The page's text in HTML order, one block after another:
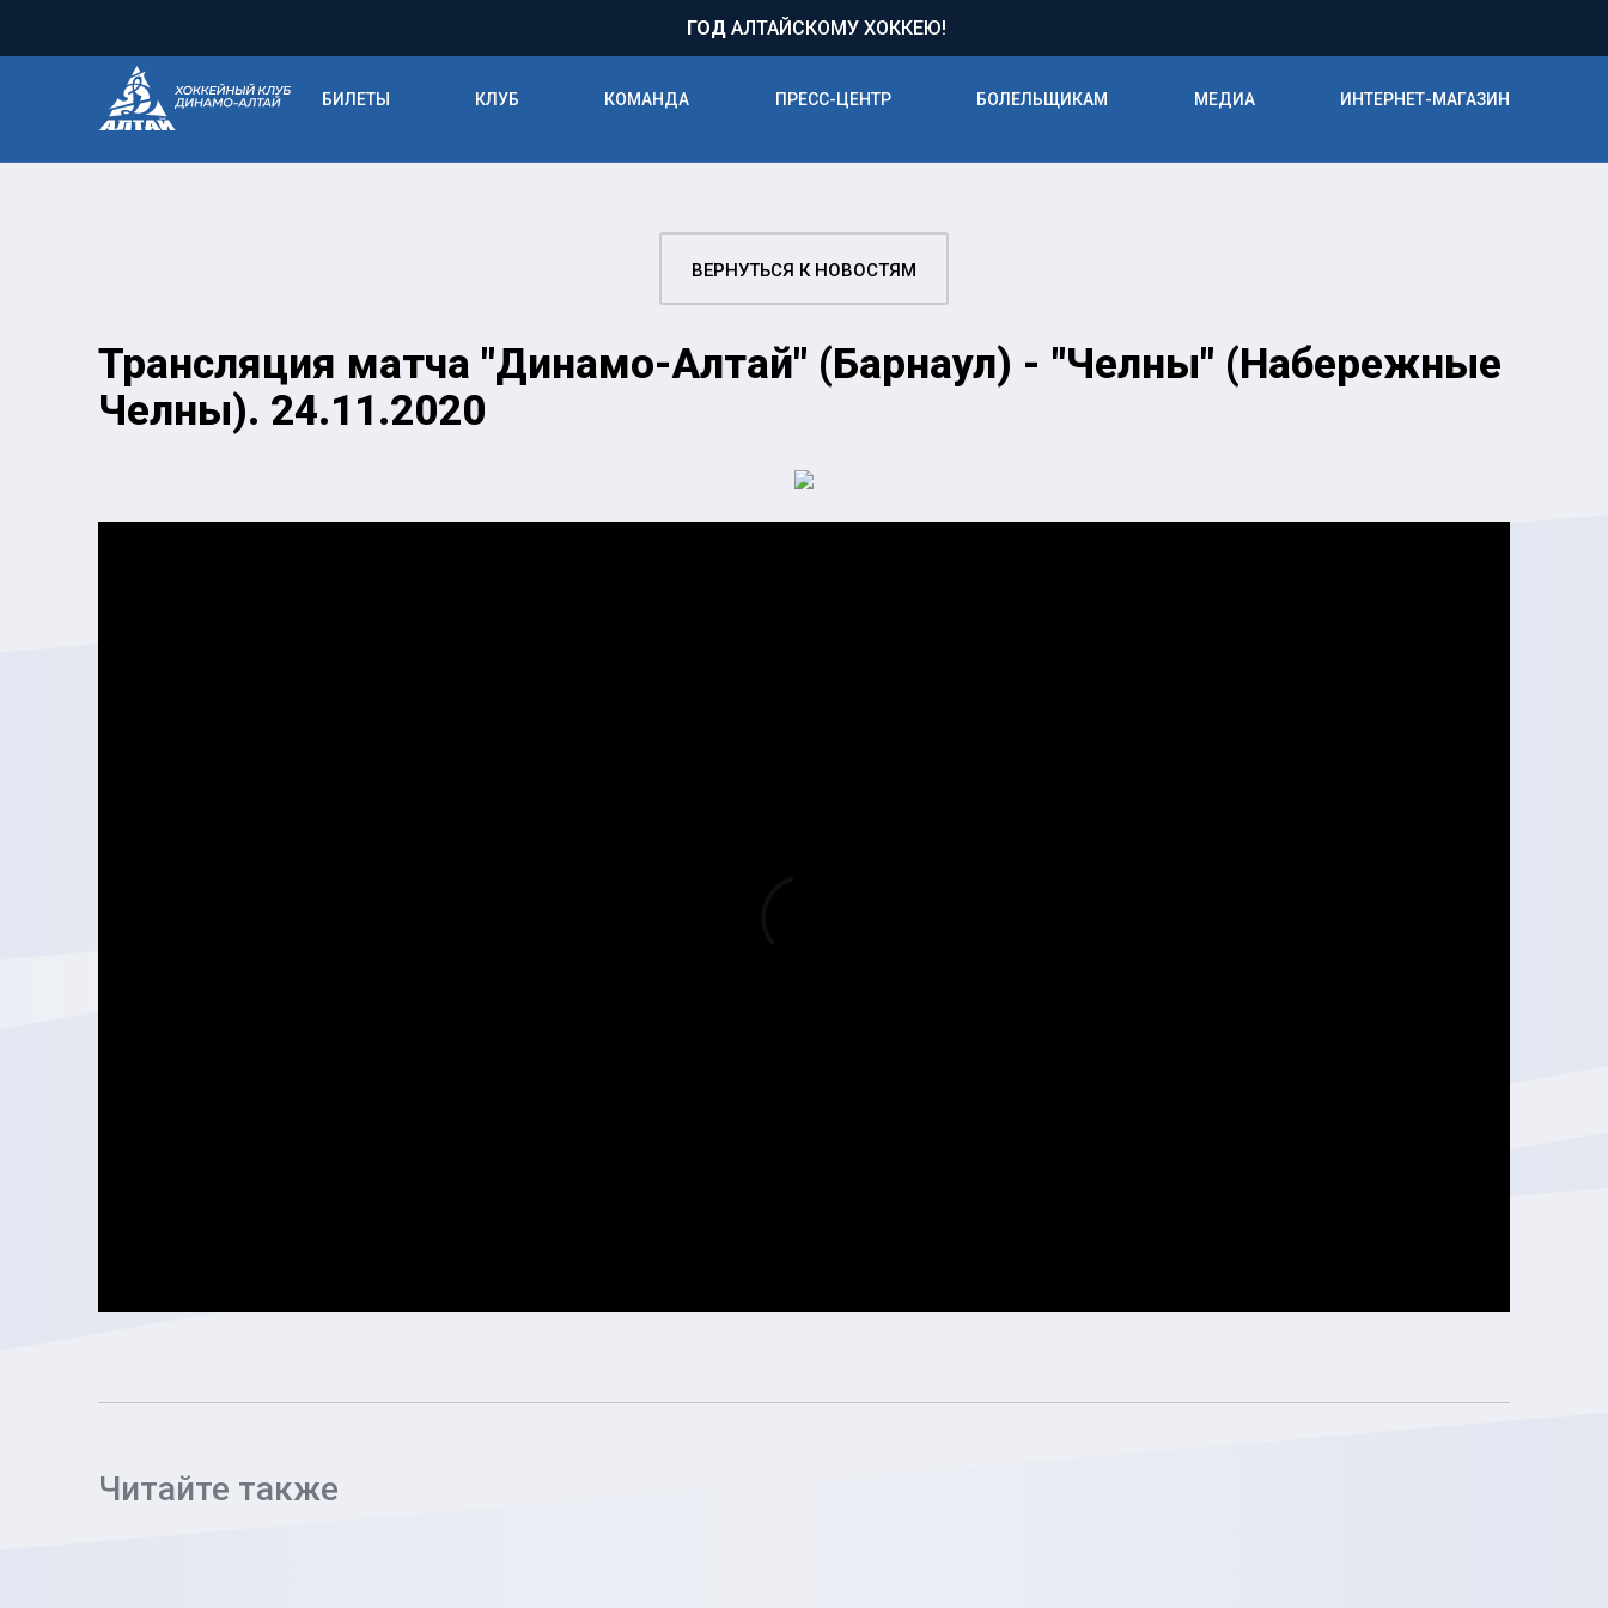
ГОДАЛТАЙСКОМУ ХОККЕЮ!
БИЛЕТЫ КЛУБ КОМАНДА ПРЕСС-ЦЕНТР БОЛЕЛЬЩИКАМ МЕДИА ИНТЕРНЕТ-МАГАЗИН
ВЕРНУТЬСЯ К НОВОСТЯМ
Трансляция матча "Динамо-Алтай" (Барнаул) - "Челны" (Набережные
Челны). 24.11.2020
Читайте также